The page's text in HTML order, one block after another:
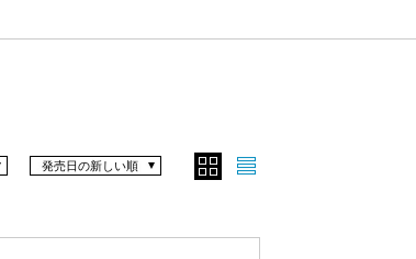
発売日の新しい順